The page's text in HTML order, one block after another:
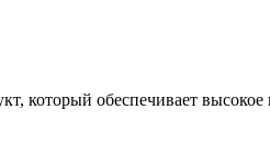
который обеспечивает